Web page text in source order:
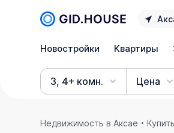
Новостройки Квартиры
3, 4+ комн. Цена
Недвижимость в Аксае